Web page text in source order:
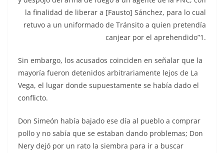
la finalidad de liberar a [Fausto] Sánchez, para lo cual
retuvo a un uniformado de Tránsito a quien pretendía
canjear por el aprehendido”1.
Sin embargo, los acusados coinciden en señalar que la
mayoría fueron detenidos arbitrariamente lejos de La
Vega, el lugar donde supuestamente se había dado el
conflicto.
Don Simeón había bajado ese día al pueblo a comprar
pollo y no sabía que se estaban dando problemas; Don
Nery dejó por un rato la siembra para ir a buscar